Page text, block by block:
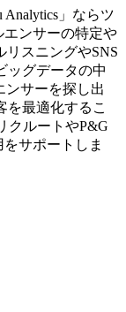
」ならツ
エンサーの特定や
リスニングやSNS
ッグデータの中
ンサーを探し出
を最適化するこ
クルートやP&G
サポートしま